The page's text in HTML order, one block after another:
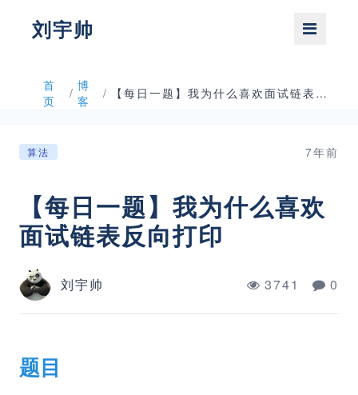
刘宇帅
首
页
/ 博
客
/ 【每日一题】我为什么喜欢面试链表反向打印
算法 7年前
【每日一题】我为什么喜欢
面试链表反向打印
刘宇帅 3741 0
题目